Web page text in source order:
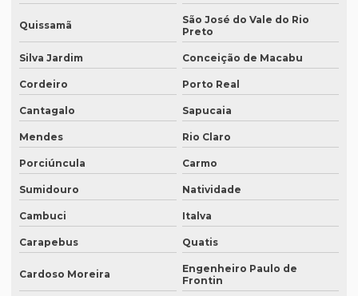
Empresa de revisão de textos técnicos
Empresa de tradução de artigos
Empresa de tradução de artigos em fortaleza
Empresa de tradução de artigos em inglês
Empresa de tradução de artigos em porto alegre
Empresa de tradução de artigos em recife
Empresa de tradução de artigos em sp
Quissamã
São José do Vale do Rio
Preto
Silva Jardim Conceição de Macabu
Cordeiro Porto Real
Cantagalo Sapucaia
Mendes Rio Claro
Porciúncula Carmo
Sumidouro Natividade
Cambuci Italva
Carapebus Quatis
Cardoso Moreira
Engenheiro Paulo de
Frontin